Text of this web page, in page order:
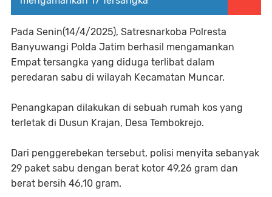
Pada Senin(14/4/2025), Satresnarkoba Polresta
Banyuwangi Polda Jatim berhasil mengamankan
Empat tersangka yang diduga terlibat dalam
peredaran sabu di wilayah Kecamatan Muncar.
Penangkapan dilakukan di sebuah rumah kos yang
terletak di Dusun Krajan, Desa Tembokrejo.
Dari penggerebekan tersebut, polisi menyita sebanyak
29 paket sabu dengan berat kotor 49,26 gram dan
berat bersih 46,10 gram.